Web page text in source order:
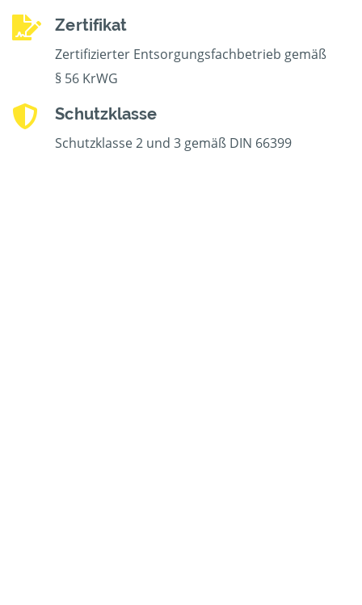
Zertifikat
Zertifizierter Entsorgungsfachbetrieb gemäß
§ 56 KrWG
Schutzklasse
Schutzklasse 2 und 3 gemäß DIN 66399